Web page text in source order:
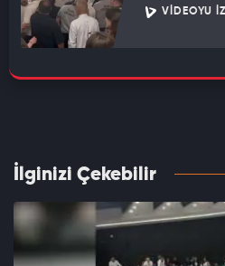
VIDEOYU
İlginizi Çekebilir